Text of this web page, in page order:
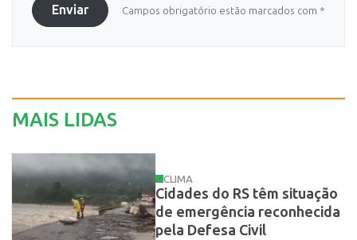
Enviar Campos obrigatório estão marcados com *
MAIS LIDAS
CLIMA
Cidades do RS têm situação
de emergência reconhecida
pela Defesa Civil